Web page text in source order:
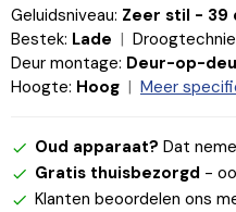
Geluidsniveau: Zeer stil - 39
Bestek: Lade
Deur montage: Deur-op-
Hoogte: Hoog Meer
Oud apparaat? Dat
Gratis thuisbezorgd -
Klanten beoordelen ons